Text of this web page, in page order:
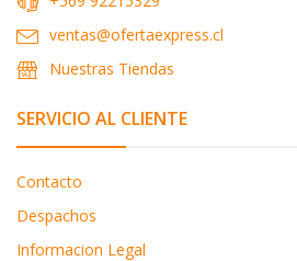
ventas@ofertaexpress.cl
Nuestras Tiendas
SERVICIO AL CLIENTE
Contacto
Despachos
Informacion Legal